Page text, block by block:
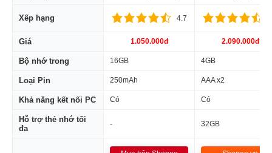
Xếp hạng 4.7
Giá 1.050.000đ 2.090.000đ
Bộ nhớ trong 16GB 4GB
Loại Pin 250mAh AAA x2
Khả năng kết nối PC Có Có
Hỗ trợ thẻ nhớ tối
đa
- 32GB